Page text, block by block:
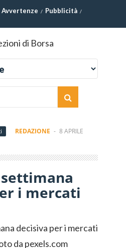
Avvertenze
Pubblicità
REDAZIONE - 8 APRILE
i mercati